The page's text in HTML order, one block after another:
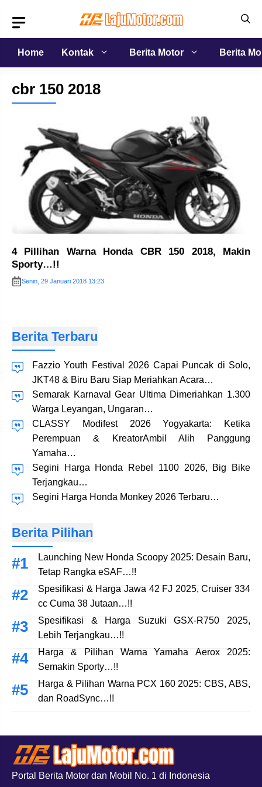
isi
Home
Kontak Berita Motor Berita
cbr 150 2018
4 Pillihan Warna Honda CBR 150 2018, Makin
Sporty…!!
Senin, 29 Januari 2018 13:23
Berita Terbaru
Fazzio Youth Festival 2026 Capai Puncak di Solo,
JKT48 & Biru Baru Siap Meriahkan Acara…
Semarak Karnaval Gear Ultima Dimeriahkan 1.300
Warga Leyangan, Ungaran…
CLASSY Modifest 2026 Yogyakarta: Ketika
Perempuan & KreatorAmbil Alih Panggung
Yamaha…
Segini Harga Honda Rebel 1100 2026, Big Bike
Terjangkau…
Segini Harga Honda Monkey 2026 Terbaru…
Berita Pilihan
Launching New Honda Scoopy 2025: Desain Baru,
Tetap Rangka eSAF…!!
Spesifikasi & Harga Jawa 42 FJ 2025, Cruiser 334
cc Cuma 38 Jutaan…!!
Spesifikasi & Harga Suzuki GSX-R750 2025,
Lebih Terjangkau…!!
Harga & Pilihan Warna Yamaha Aerox 2025:
Semakin Sporty…!!
Harga & Pilihan Warna PCX 160 2025: CBS, ABS,
dan RoadSync…!!
Portal Berita Motor dan Mobil No. 1 di Indonesia